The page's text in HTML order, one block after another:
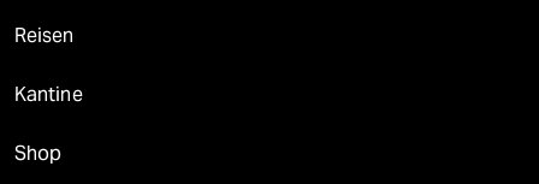
Reisen
Kantine
Shop